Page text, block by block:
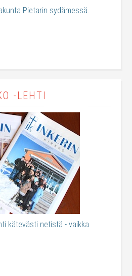
Pietarin sydämessä.
-LEHTI
kätevästi netistä - vaikka